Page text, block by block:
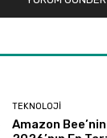
TEKNOLOJI
Amazon